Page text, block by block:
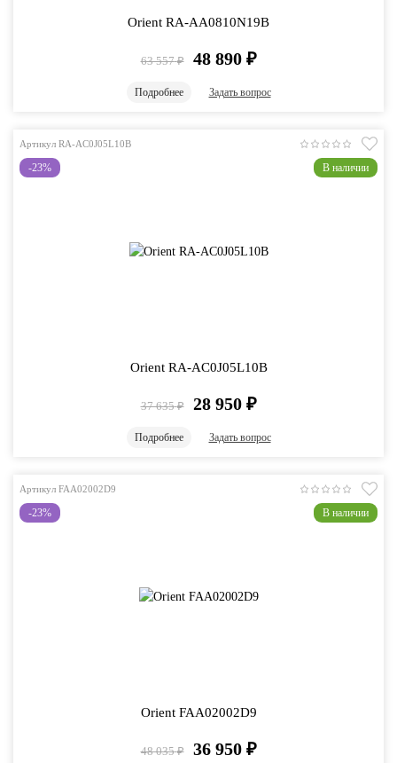
Orient RA-AA0810N19B
63 557 ₽ 48 890 ₽
Подробнее Задать вопрос
Артикул RA-AC0J05L10B
-23% В наличии
Orient RA-AC0J05L10B
37 635 ₽ 28 950 ₽
Подробнее Задать вопрос
Артикул FAA02002D9
-23% В наличии
Orient FAA02002D9
48 035 ₽ 36 950 ₽